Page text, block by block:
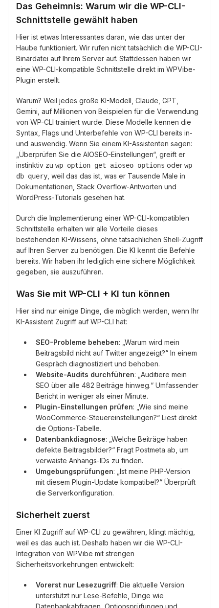
Das Geheimnis: Warum wir die WP-CLI-
Schnittstelle gewählt haben
Hier ist etwas Interessantes daran, wie das unter der
Haube funktioniert. Wir rufen nicht tatsächlich die WP-CLI-
Binärdatei auf Ihrem Server auf. Stattdessen haben wir
eine WP-CLI-kompatible Schnittstelle direkt im WPVibe-
Plugin erstellt.
Warum? Weil jedes große KI-Modell, Claude, GPT,
Gemini, auf Millionen von Beispielen für die Verwendung
von WP-CLI trainiert wurde. Diese Modelle kennen die
Syntax, Flags und Unterbefehle von WP-CLI bereits in-
und auswendig. Wenn Sie einem KI-Assistenten sagen:
„Überprüfen Sie die AIOSEO-Einstellungen“, greift er
instinktiv zu wp option get aioseo_options oder wp
db query , weil das das ist, was er Tausende Male in
Dokumentationen, Stack Overflow-Antworten und
WordPress-Tutorials gesehen hat.
Durch die Implementierung einer WP-CLI-kompatiblen
Schnittstelle erhalten wir alle Vorteile dieses
bestehenden KI-Wissens, ohne tatsächlichen Shell-Zugriff
auf Ihren Server zu benötigen. Die KI kennt die Befehle
bereits. Wir haben ihr lediglich eine sichere Möglichkeit
gegeben, sie auszuführen.
Was Sie mit WP-CLI + KI tun können
Hier sind nur einige Dinge, die möglich werden, wenn Ihr
KI-Assistent Zugriff auf WP-CLI hat:
SEO-Probleme beheben: „Warum wird mein
Beitragsbild nicht auf Twitter angezeigt?“ In einem
Gespräch diagnostiziert und behoben.
Website-Audits durchführen: „Auditiere mein
SEO über alle 482 Beiträge hinweg.“ Umfassender
Bericht in weniger als einer Minute.
Plugin-Einstellungen prüfen: „Wie sind meine
WooCommerce-Steuereinstellungen?“ Liest direkt
die Options-Tabelle.
Datenbankdiagnose: „Welche Beiträge haben
defekte Beitragsbilder?“ Fragt Postmeta ab, um
verwaiste Anhangs-IDs zu finden.
Umgebungsprüfungen: „Ist meine PHP-Version
mit diesem Plugin-Update kompatibel?“ Überprüft
die Serverkonfiguration.
Sicherheit zuerst
Einer KI Zugriff auf WP-CLI zu gewähren, klingt mächtig,
weil es das auch ist. Deshalb haben wir die WP-CLI-
Integration von WPVibe mit strengen
Sicherheitsvorkehrungen entwickelt:
Vorerst nur Lesezugriff: Die aktuelle Version
unterstützt nur Lese-Befehle, Dinge wie
Datenbankabfragen, Optionsprüfungen und